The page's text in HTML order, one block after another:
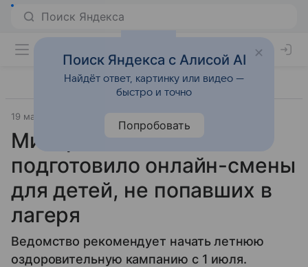
19 мая 2020
Минпросвещения
подготовило онлайн-смены
для детей, не попавших в
лагеря
Ведомство рекомендует начать летнюю
оздоровительную кампанию с 1 июля.
Поиск Яндекса с Алисой AI
Найдёт ответ, картинку или видео —
быстро и точно
Попробовать